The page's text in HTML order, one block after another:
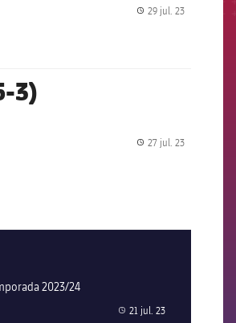
29 jul. 23
3)
27 jul. 23
2023/24
label.share.clock
21 jul. 23